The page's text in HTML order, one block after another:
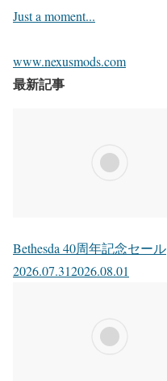
Just a moment...
www.nexusmods.com
最新記事
Bethesda 40周年記念セール
2026.07.312026.08.01